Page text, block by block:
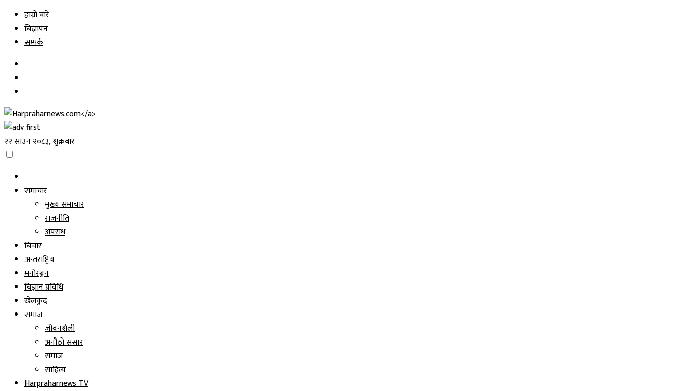
Skip
content
हाम्रो बारे
बिज्ञापन
सम्पर्क
२२ साउन २०८३, शुक्रबार
समाचार
मुख्य समाचार
राजनीति
अपराध
बिचार
अन्तराष्ट्रिय
मनोरञ्जन
बिज्ञान प्रविधि
खेलकुद
समाज
जीवनशैली
अनौठो संसार
समाज
साहित्य
Harpraharnews TV